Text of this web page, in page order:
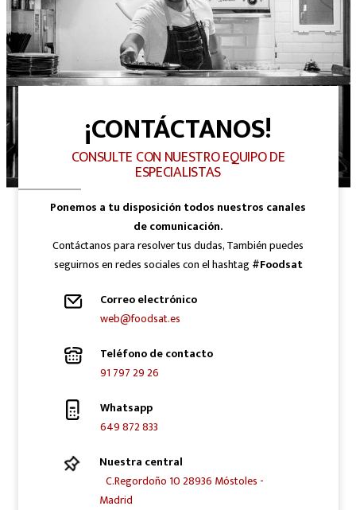
¡CONTÁCTANOS!
CONSULTE CON NUESTRO EQUIPO DE
ESPECIALISTAS
Ponemos a tu disposición todos nuestros canales
de comunicación.
Contáctanos para resolver tus dudas, También puedes
seguirnos en redes sociales con el hashtag#Foodsat
Correo electrónico
web@foodsat.es
Teléfono de contacto
91 797 29 26
Whatsapp
649 872 833
Nuestra central
C.Regordoño 10 28936 Móstoles -
Madrid